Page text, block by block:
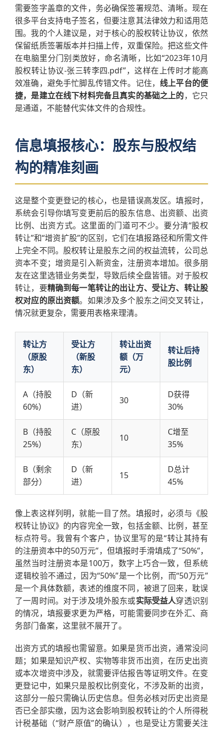
需要签字盖章的文件，务必确保签署规范、清晰。现在
很多平台支持电子签名，但要注意其法律效力和适用范
围。我的个人建议是，对于核心的股权转让协议，依然
保留纸质签署版本并扫描上传，双重保险。把这些文件
在电脑里分门别类放好，命名清晰，比如“2023年10月
股权转让协议-张三转李四.pdf”，这样在上传时才能高
效准确，避免手忙脚乱传错文件。记住，线上平台的便
捷，是建立在线下材料完备且真实的基础之上的，它只
是通道，不能替代实体文件的合规性。
信息填报核心：股东与股权结
构的精准刻画
这是整个变更登记的核心，也是错误高发区。填报时，
系统会引导你填写变更前后的股东信息、出资额、出资
比例、出资方式。这里面的门道可不少。要分清“股权
转让”和“增资扩股”的区别，它们在填报路径和所需文件
上完全不同。股权转让是股东之间的权益流转，公司总
资本不变；增资是引入新资金，注册资本增加。很多朋
友在这里选错业务类型，导致后续全盘皆错。对于股权
转让，要精确到每一笔转让的出让方、受让方、转让股
权对应的原出资额。如果涉及多个股东之间交叉转让，
情况就更复杂，需要用表格来理清。
转让方
（原股
东）
受让方
（新股
东）
转让出资
额（万
元）
转让后持
股比例
A（持股
60%）
D（新
进）
30
D获得
30%
B（持股
25%）
C（原股
东）
10
C增至
35%
B（剩余
部分）
D（新
进）
15
D总计
45%
像上表这样列明，就能一目了然。填报时，必须与《股
权转让协议》的内容完全一致，包括金额、比例，甚至
标点符号。我曾有个客户，协议里写的是“转让其持有
的注册资本中的50万元”，但填报时手滑填成了“50%”，
虽然当时注册资本是100万，数字上巧合一致，但系统
逻辑校验不通过，因为“50%”是一个比例，而“50万元”
是一个具体数额，表述的维度不同，被退了回来，耽误
了一周时间。对于涉及境外股东或实际受益人穿透识别
的情况，填报要求更为严格，可能需要同步在外汇、商
务部门备案，这里就不展开了。
出资方式的填报也需留意。如果是货币出资，通常没问
题；如果是知识产权、实物等非货币出资，在历史出资
或本次增资中涉及，就需要评估报告等证明文件。在变
更登记中，如果只是股权比例变化，不涉及新的出资，
这部分一般只需确认历史信息。但务必核对历史出资是
否已全部实缴，因为这会影响到股权转让的个人所得税
计税基础（“财产原值”的确认），也是受让方需要关注